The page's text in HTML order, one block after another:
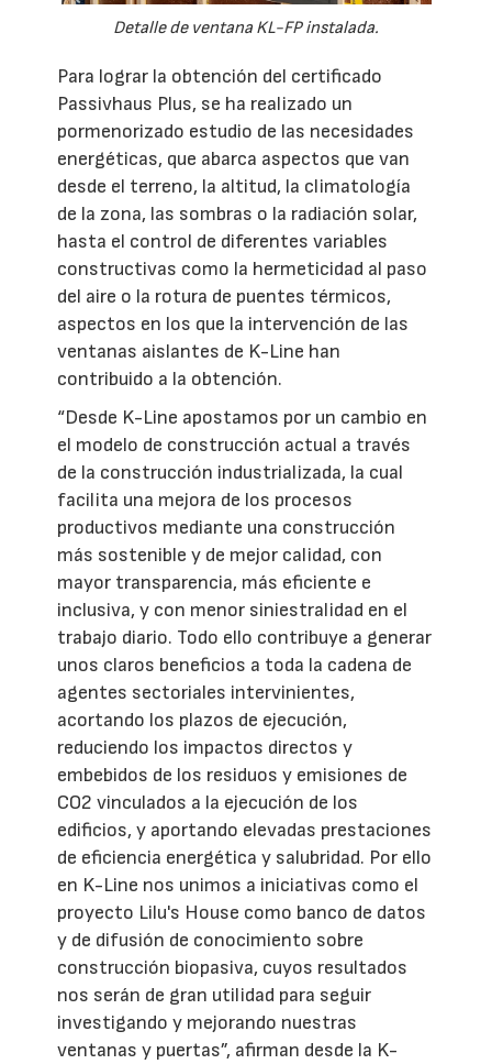
Detalle de ventana KL-FP instalada.
Para lograr la obtención del certificado
Passivhaus Plus, se ha realizado un
pormenorizado estudio de las necesidades
energéticas, que abarca aspectos que van
desde el terreno, la altitud, la climatología
de la zona, las sombras o la radiación solar,
hasta el control de diferentes variables
constructivas como la hermeticidad al paso
del aire o la rotura de puentes térmicos,
aspectos en los que la intervención de las
ventanas aislantes de K-Line han
contribuido a la obtención.
“Desde K-Line apostamos por un cambio en
el modelo de construcción actual a través
de la construcción industrializada, la cual
facilita una mejora de los procesos
productivos mediante una construcción
más sostenible y de mejor calidad, con
mayor transparencia, más eficiente e
inclusiva, y con menor siniestralidad en el
trabajo diario. Todo ello contribuye a generar
unos claros beneficios a toda la cadena de
agentes sectoriales intervinientes,
acortando los plazos de ejecución,
reduciendo los impactos directos y
embebidos de los residuos y emisiones de
CO2 vinculados a la ejecución de los
edificios, y aportando elevadas prestaciones
de eficiencia energética y salubridad. Por ello
en K-Line nos unimos a iniciativas como el
proyecto Lilu's House como banco de datos
y de difusión de conocimiento sobre
construcción biopasiva, cuyos resultados
nos serán de gran utilidad para seguir
investigando y mejorando nuestras
ventanas y puertas”, afirman desde la K-